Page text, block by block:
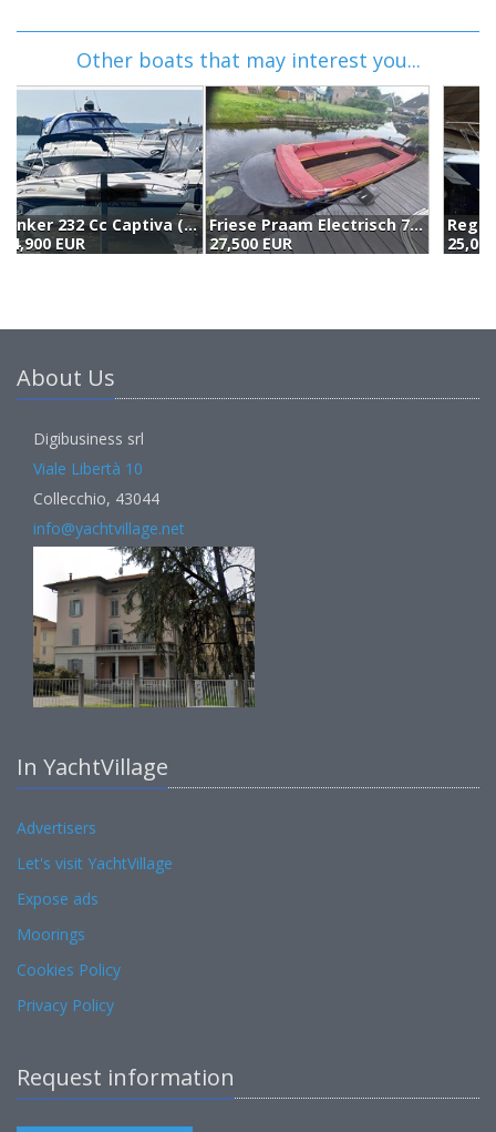
Other boats that may interest you...
Friese Praam Electrisch 7.30 (2005)
27,500 EUR
Regal Marine Commodore 242 (1999)
25,000 EUR
About Us
Digibusiness srl
Viale Libertà 10
Collecchio, 43044
info@yachtvillage.net
In YachtVillage
Advertisers
Let's visit YachtVillage
Expose ads
Moorings
Cookies Policy
Privacy Policy
Request information